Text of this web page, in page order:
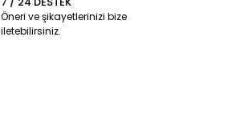
Öneri ve şikayetlerinizi bize
iletebilirsiniz.